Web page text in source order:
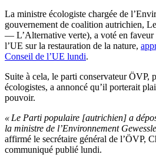
La ministre écologiste chargée de
gouvernement de coalition autrichien,
— L’Alternative verte), a voté en faveur
l’UE sur la restauration de la nature,
Conseil de l’UE lundi.
Suite à cela, le parti conservateur ÖVP,
écologistes, a annoncé qu’il porterait
pouvoir.
« Le Parti populaire [autrichien] a
la ministre de l’Environnement
affirmé le secrétaire général de l’ÖVP,
communiqué publié lundi.